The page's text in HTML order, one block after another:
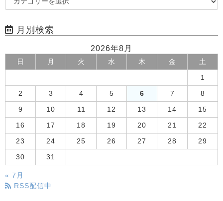
月別検索
2026年8月
日 月 火 水 木 金 土
1
2 3 4 5 6 7 8
9 10 11 12 13 14 15
16 17 18 19 20 21 22
23 24 25 26 27 28 29
30 31
« 7月
RSS配信中